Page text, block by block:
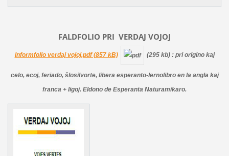
FALDFOLIO PRI VERDAJ VOJOJ
Informfolio verdaj vojoj.pdf (857 kB) (295 kb) : pri origino kaj
celo, ecoj, feriado, ŝlosilvorte, libera esperanto-lernolibro en la angla kaj
franca + ligoj. Eldono de Esperanta Naturamikaro.